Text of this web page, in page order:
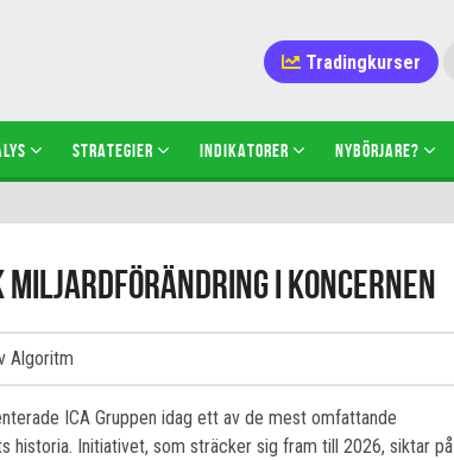
Tradingkurser
STRATEGIER INDIKATORER NYBÖRJARE?
miljardförändring i koncernen
Algoritm
ICA Gruppen idag ett av de mest omfattande
historia. Initiativet, som sträcker sig fram till 2026, siktar på